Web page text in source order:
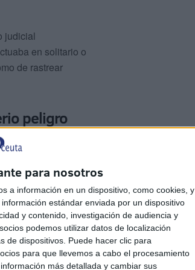
para nosotros
a información en un dispositivo, como cookies, y
estándar enviada por un dispositivo
y contenido, investigación de audiencia y
podemos utilizar datos de localización
de dispositivos. Puede hacer clic para
para que llevemos a cabo el procesamiento
más detallada y cambiar sus
judicial
en solitario o
de rastrear
peligro
autorización
legales, sino que
sin